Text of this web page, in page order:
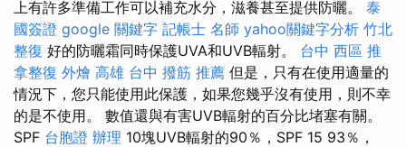
上有許多準備工作可以補充水分，滋養甚至提供防曬。 泰
國簽證 google 關鍵字 記帳士 名師 yahoo關鍵字分析 竹北
整復 好的防曬霜同時保護​​UVA和UVB輻射。 台中 西區 推
拿整復 外燴 高雄 台中 撥筋 推薦 但是，只有在使用適量的
情況下，您只能使用此保護，如果您幾乎沒有使用，則不幸
的是不使用。 數值還與有害UVB輻射的百分比堵塞有關。
SPF 台胞證 辦理 10塊UVB輻射的90％，SPF 15 93％，